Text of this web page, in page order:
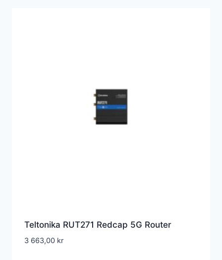
Teltonika RUT271 Redcap 5G Router
3 663,00 kr